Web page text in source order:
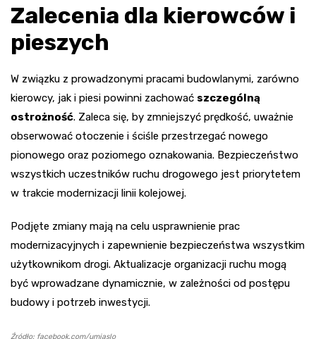
Zalecenia dla kierowców i
pieszych
W związku z prowadzonymi pracami budowlanymi, zarówno
kierowcy, jak i piesi powinni zachować szczególną
ostrożność. Zaleca się, by zmniejszyć prędkość, uważnie
obserwować otoczenie i ściśle przestrzegać nowego
pionowego oraz poziomego oznakowania. Bezpieczeństwo
wszystkich uczestników ruchu drogowego jest priorytetem
w trakcie modernizacji linii kolejowej.
Podjęte zmiany mają na celu usprawnienie prac
modernizacyjnych i zapewnienie bezpieczeństwa wszystkim
użytkownikom drogi. Aktualizacje organizacji ruchu mogą
być wprowadzane dynamicznie, w zależności od postępu
budowy i potrzeb inwestycji.
Źródło: facebook.com/umjaslo